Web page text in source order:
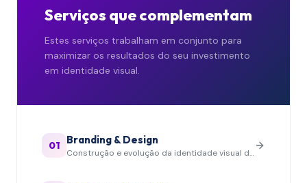
Serviços que complementam
Estes serviços trabalham em conjunto para
maximizar os resultados do seu investimento
em identidade visual.
01 Branding & Design
Construção e evolução da identidade visual da sua marca